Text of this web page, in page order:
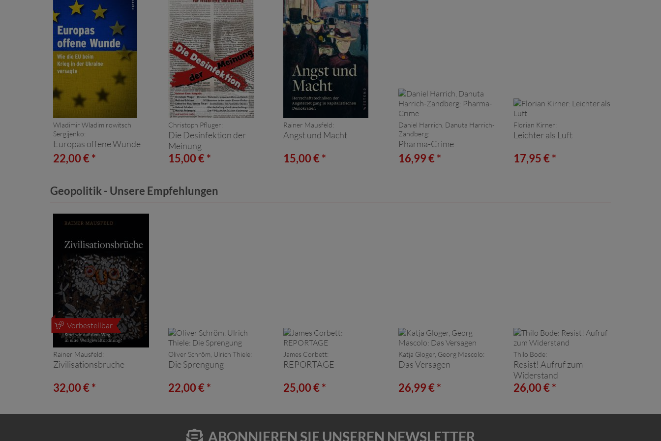
Wladimir Wladimirowitsch
Sergijenko:
Europas offene Wunde
22,00 € *
Christoph Pfluger:
Die Desinfektion der
Meinung
15,00 € *
Rainer Mausfeld:
Angst und Macht
15,00 € *
Daniel Harrich, Danuta Harrich-
Zandberg:
Pharma-Crime
16,99 € *
Florian Kirner:
Leichter als Luft
17,95 € *
Geopolitik - Unsere Empfehlungen
Vorbestellbar
Rainer Mausfeld:
Zivilisationsbrüche
32,00 € *
Oliver Schröm, Ulrich Thiele:
Die Sprengung
22,00 € *
James Corbett:
REPORTAGE
25,00 € *
Katja Gloger, Georg Mascolo:
Das Versagen
26,99 € *
Thilo Bode:
Resist! Aufruf zum
Widerstand
26,00 € *
ABONNIEREN SIE UNSEREN NEWSLETTER